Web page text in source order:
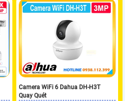
Camera WiFi 6 Dahua DH-H3T
Quay Quét